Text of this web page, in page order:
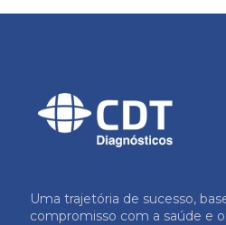
Uma trajetória de sucesso,
compromisso com a saúde e